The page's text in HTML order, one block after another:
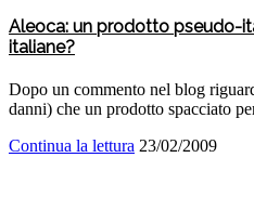
Aleoca: un prodotto pseudo-
italiane?
Dopo un commento nel blog
danni) che un prodotto spacciato
Continua la lettura 23/02/2009